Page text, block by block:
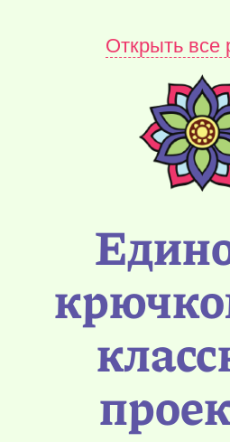
Открыть все